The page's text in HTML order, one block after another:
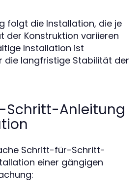
folgt die Installation, die je
der Konstruktion variieren
Installation ist
die langfristige Stabilität der
Anleitung
Schritt-für-Schritt-
einer gängigen